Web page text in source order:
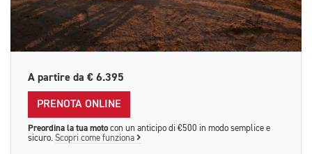
A partire da € 6.395
PRENOTA ONLINE
Preordina la tua moto con un anticipo di €500 in modo semplice e
sicuro. Scopri come funziona